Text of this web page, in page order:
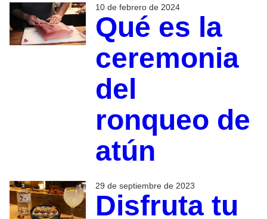
10 de febrero de 2024
Qué es la
ceremonia
del
ronqueo de
atún
29 de septiembre de 2023
Disfruta tu